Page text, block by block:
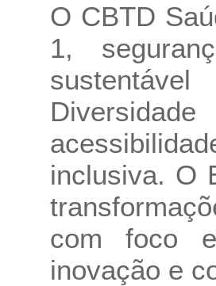
O CBTD
1,
inclusiva. O
com foco
inovação e